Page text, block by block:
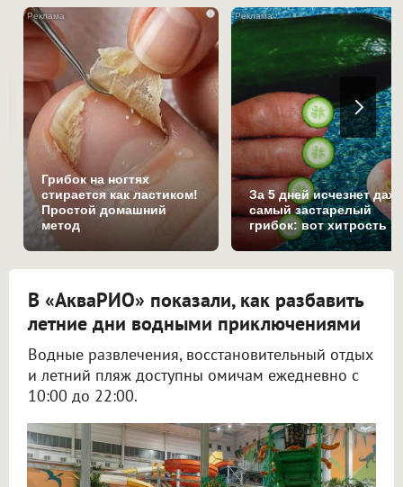
i
Грибок на ногтях
стирается как ластиком!
Простой домашний
метод
За 5 дней исчезнет
самый застарелый
грибок: вот хитрость
В «АкваРИО» показали, как разбавить
летние дни водными приключениями
Водные развлечения, восстановительный отдых
и летний пляж доступны омичам ежедневно с
10:00 до 22:00.